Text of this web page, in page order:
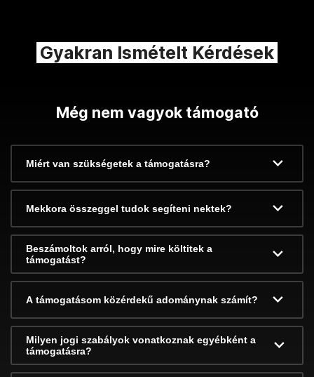
Gyakran Ismételt Kérdések
Még nem vagyok támogató
Miért van szükségetek a támogatásra?
Mekkora összeggel tudok segíteni nektek?
Beszámoltok arról, hogy mire költitek a
támogatást?
A támogatásom közérdekű adománynak számít?
Milyen jogi szabályok vonatkoznak egyébként a
támogatásra?